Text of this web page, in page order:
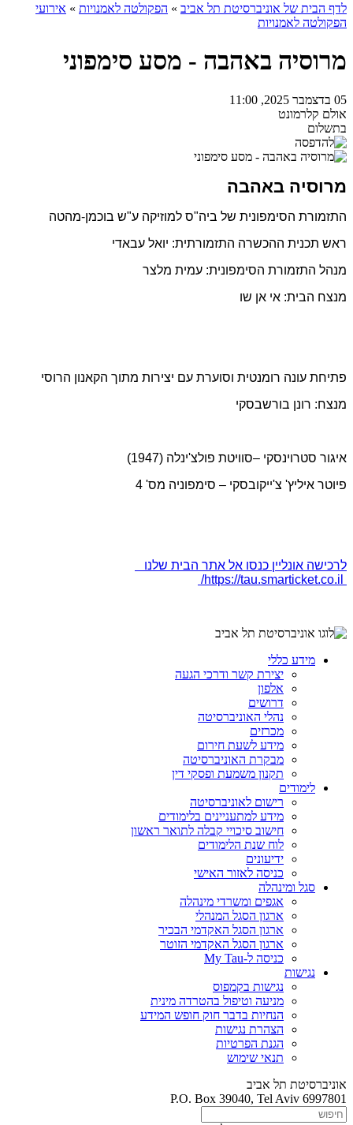
לדף הבית של אוניברסיטת תל אביב » הפקולטה לאמנויות » אירועי
הפקולטה לאמנויות
מרוסיה באהבה - מסע סימפוני
05 בדצמבר 2025, 11:00
אולם קלרמונט
בתשלום
מרוסיה באהבה
התזמורת הסימפונית של ביה"ס למוזיקה ע"ש בוכמן-מהטה
ראש תכנית ההכשרה התזמורתית: יואל עבאדי
מנהל התזמורת הסימפונית: עמית מלצר
מנצח הבית: אי אן שו
פתיחת עונה רומנטית וסוערת עם יצירות מתוך הקאנון הרוסי
מנצח: רונן בורשבסקי
איגור סטרוינסקי –סוויטת פולצ'ינלה (1947)
פיוטר איליץ' צ'ייקובסקי – סימפוניה מס' 4
לרכישה אונליין כנסו אל אתר הבית שלנו
מידע כללי
יצירת קשר ודרכי הגעה
אלפון
דרושים
נהלי האוניברסיטה
מכרזים
מידע לשעת חירום
מבקרת האוניברסיטה
תקנון משמעת ופסקי דין
לימודים
רישום לאוניברסיטה
מידע למתעניינים בלימודים
חישוב סיכויי קבלה לתואר ראשון
לוח שנת הלימודים
ידיעונים
כניסה לאזור האישי
סגל ומינהלה
אגפים ומשרדי מינהלה
ארגון הסגל המנהלי
ארגון הסגל האקדמי הבכיר
ארגון הסגל האקדמי הזוטר
כניסה ל-My Tau
נגישות
נגישות בקמפוס
מניעה וטיפול בהטרדה מינית
הנחיות בדבר חוק חופש המידע
הצהרת נגישות
הגנת הפרטיות
תנאי שימוש
אוניברסיטת תל אביב
P.O. Box 39040, Tel Aviv 6997801